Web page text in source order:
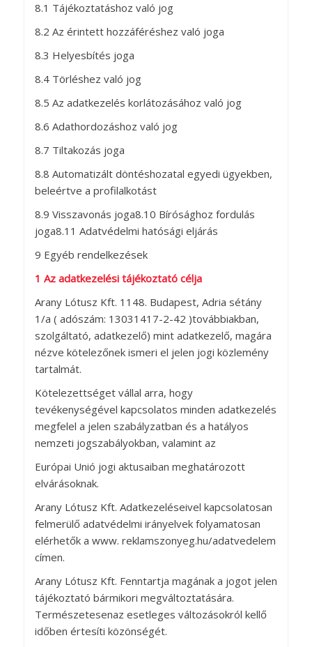
8.1 Tájékoztatáshoz való jog
8.2 Az érintett hozzáféréshez való joga
8.3 Helyesbítés joga
8.4 Törléshez való jog
8.5 Az adatkezelés korlátozásához való jog
8.6 Adathordozáshoz való jog
8.7 Tiltakozás joga
8.8 Automatizált döntéshozatal egyedi ügyekben,
beleértve a profilalkotást
8.9 Visszavonás joga8.10 Bírósághoz fordulás
joga8.11 Adatvédelmi hatósági eljárás
9 Egyéb rendelkezések
1 Az adatkezelési tájékoztató célja
Arany Lótusz Kft. 1148. Budapest, Adria sétány
1/a ( adószám: 13031417-2-42 )továbbiakban,
szolgáltató, adatkezelő) mint adatkezelő, magára
nézve kötelezőnek ismeri el jelen jogi közlemény
tartalmát.
Kötelezettséget vállal arra, hogy
tevékenységével kapcsolatos minden adatkezelés
megfelel a jelen szabályzatban és a hatályos
nemzeti jogszabályokban, valamint az
Európai Unió jogi aktusaiban meghatározott
elvárásoknak.
Arany Lótusz Kft. Adatkezeléseivel kapcsolatosan
felmerülő adatvédelmi irányelvek folyamatosan
elérhetők a www. reklamszonyeg.hu/adatvedelem
címen.
Arany Lótusz Kft. Fenntartja magának a jogot jelen
tájékoztató bármikori megváltoztatására.
Természetesenaz esetleges változásokról kellő
időben értesíti közönségét.